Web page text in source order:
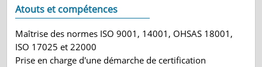
Atouts et compétences
Maîtrise des normes ISO 9001, 14001, OHSAS 18001,
ISO 17025 et 22000
Prise en charge d'une démarche de certification